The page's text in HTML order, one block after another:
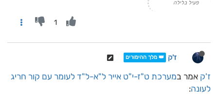
פעיל בלילה
1
ז'ק 👑 מלך ההימורים
ז'ק אמר במערכת ט"ז-י"ט אייר ל"א-ל"ד לעומר עם קור חריג
לעונה: